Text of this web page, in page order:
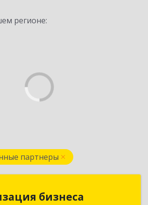
регионе:
партнеры
бизнеса
Автоматизация бизнеса